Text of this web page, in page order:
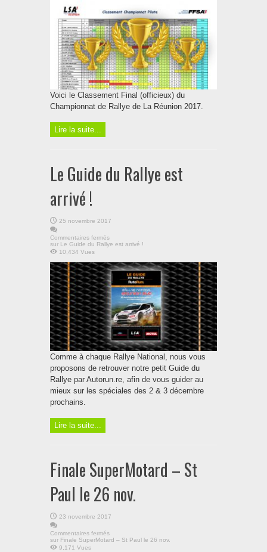
Voici le Classement Final (officieux) du
Championnat de Rallye de La Réunion 2017.
Lire la suite...
Le Guide du Rallye est
arrivé !
25 novembre 2017
Commentaires fermés
sur Le Guide du Rallye est arrivé !
10,434 Vues
Comme à chaque Rallye National, nous vous
proposons de retrouver notre petit Guide du
Rallye par Autorun.re, afin de vous guider au
mieux sur les spéciales des 2 & 3 décembre
prochains.
Lire la suite...
Finale SuperMotard – St
Paul le 26 nov.
23 novembre 2017
Commentaires fermés
sur Finale SuperMotard – St Paul le 26 nov.
9,171 Vues